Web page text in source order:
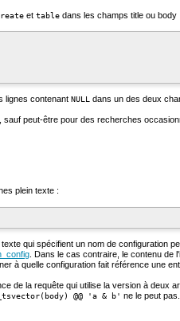
et table dans les champs title ou body
lignes contenant NULL dans un des deux
peut-être pour des recherches
plein texte :
qui spécifient un nom de configuration
. Dans le cas contraire, le contenu
à quelle configuration fait référence une
de la requête qui utilise la version à deux
@@ 'a & b' ne le peut